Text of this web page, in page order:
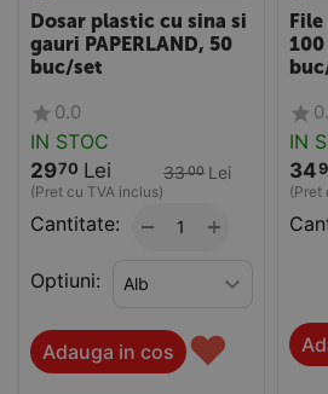
Dosar plastic cu sina si
gauri PAPERLAND, 50
buc/set
0.0
IN STOC
2970 Lei
(Pret cu TVA inclus)
3300 Lei
Cantitate: +
−
Optiuni:
Adauga in cos ♥
IN
34
(Pret